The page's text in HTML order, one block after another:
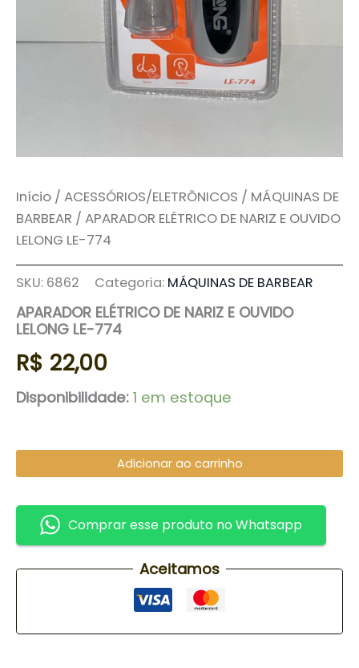
Início / ACESSÓRIOS/ELETRÔNICOS / MÁQUINAS DE
BARBEAR / APARADOR ELÉTRICO DE NARIZ E OUVIDO
LELONG LE-774
SKU: 6862 Categoria: MÁQUINAS DE BARBEAR
APARADOR ELÉTRICO DE NARIZ E OUVIDO
LELONG LE-774
R$ 22,00
Disponibilidade: 1 em estoque
Adicionar ao carrinho
Comprar esse produto no Whatsapp
Aceitamos